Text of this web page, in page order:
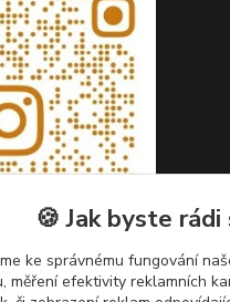
🍪 Jak byste
ke správnému fungování
měření efektivity reklamních